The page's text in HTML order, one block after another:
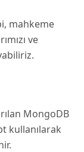
mahkeme
ve
MongoDB
kullanılarak